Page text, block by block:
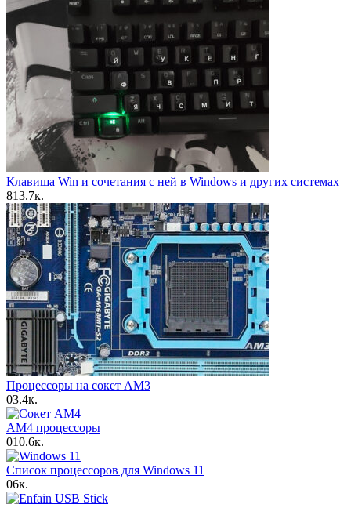
Клавиша Win и сочетания с ней в Windows и других системах
813.7к.
Процессоры на сокет AM3
03.4к.
AM4 процессоры
010.6к.
Список процессоров для Windows 11
06к.